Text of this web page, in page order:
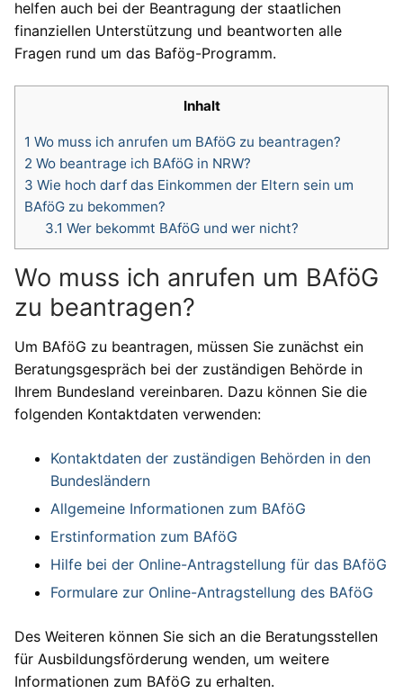
helfen auch bei der Beantragung der staatlichen
finanziellen Unterstützung und beantworten alle
Fragen rund um das Bafög-Programm.
Inhalt
1 Wo muss ich anrufen um BAföG zu beantragen?
2 Wo beantrage ich BAföG in NRW?
3 Wie hoch darf das Einkommen der Eltern sein um
BAföG zu bekommen?
3.1 Wer bekommt BAföG und wer nicht?
Wo muss ich anrufen um BAföG
zu beantragen?
Um BAföG zu beantragen, müssen Sie zunächst ein
Beratungsgespräch bei der zuständigen Behörde in
Ihrem Bundesland vereinbaren. Dazu können Sie die
folgenden Kontaktdaten verwenden:
Kontaktdaten der zuständigen Behörden in den
Bundesländern
Allgemeine Informationen zum BAföG
Erstinformation zum BAföG
Hilfe bei der Online-Antragstellung für das BAföG
Formulare zur Online-Antragstellung des BAföG
Des Weiteren können Sie sich an die Beratungsstellen
für Ausbildungsförderung wenden, um weitere
Informationen zum BAföG zu erhalten.